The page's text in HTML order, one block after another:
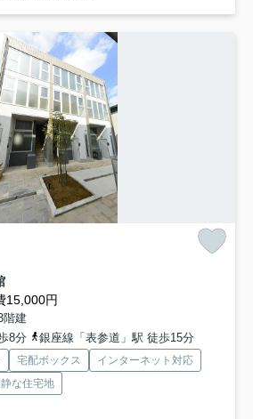
15,000円
階建
8分
銀座線「表参道」駅 徒歩15分
宅配ボックス
インターネット対応
な住宅地